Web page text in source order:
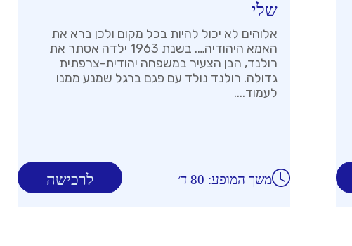
שלי
אלוהים לא יכול להיות בכל מקום ולכן ברא את
האמא היהודיה…. בשנת 1963 ילדה אסתר את
רולנד, הבן הצעיר במשפחה יהודית-צרפתית
גדולה. רולנד נולד עם פגם ברגל שמנע ממנו
לעמוד....
לרכישה משך המופע: 80 ד׳